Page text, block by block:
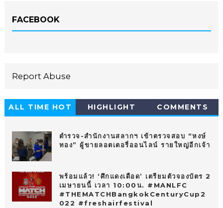
FACEBOOK
Report Abuse
ALL TIME HOT
HIGHLIGHT COMMENTS
ตำรวจ-สำนักงานสลากฯ เข้าตรวจสอบ “หงษ์
ทอง” ผู้ขายลอตเตอรี่ออนไลน์ รายใหญ่อีกเจ้า
พร้อมแล้ว! ‘ศึกแดงเดือด’ เตรียมตัวจองบัตร 2
เมษายนนี้ เวลา 10:00น. #MANLFC
#THEMATCHBangkokCenturyCup2
022 #freshairfestival